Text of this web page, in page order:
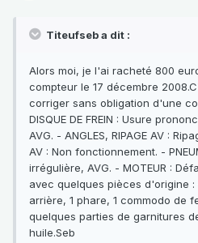
Titeufseb a dit :
Alors moi, je l'ai racheté 800
compteur le 17 décembre
corriger sans obligation d'une
DISQUE DE FREIN : Usure
AVG. - ANGLES, RIPAGE AV :
AV : Non fonctionnement. -
irrégulière, AVG. - MOTEUR :
avec quelques pièces d'origine
arrière, 1 phare, 1 commodo de
quelques parties de garnitures
huile.Seb